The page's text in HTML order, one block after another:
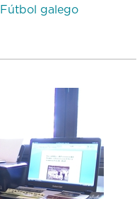
Fútbol galego